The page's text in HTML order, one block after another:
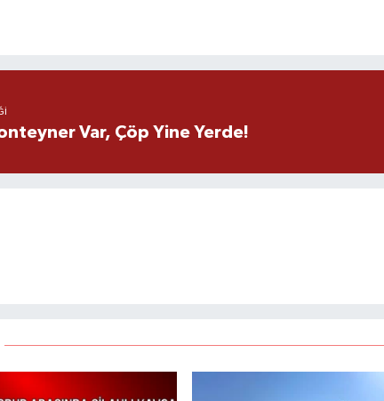
Var, Çöp Yine Yerde!